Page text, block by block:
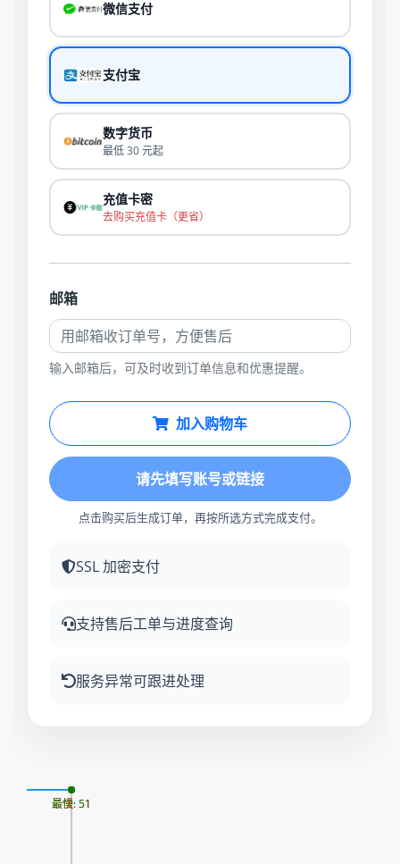
微信支付
支付宝
数字货币
最低 30 元起
充值卡密
去购买充值卡（更省）
邮箱
输入邮箱后，可及时收到订单信息和优惠提醒。
加入购物车
请先填写账号或链接
点击购买后生成订单，再按所选方式完成支付。
SSL 加密支付
支持售后工单与进度查询
服务异常可跟进处理
最慢: 51
最快: 51